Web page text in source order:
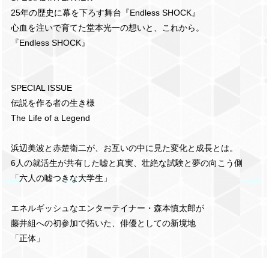
25年の歴史に幕を下ろす舞台『Endless SHOCK』
心血を注いで育てた堂本光一の想いと、これから。
『Endless SHOCK』
SPECIAL ISSUE
伝説を作る者の生き様
The Life of a Legend
浜辺美波と赤楚衛二が、お互いの中に見た変化と成長とは。
6人の就活生が共有した嘘と真実、壮絶な試験と夢の向こう側
「六人の嘘つきな大学生」
エネルギッシュなエンターテイナー・森本慎太郎が
藤井組への初参加で拓いた、俳優としての新境地
「正体」